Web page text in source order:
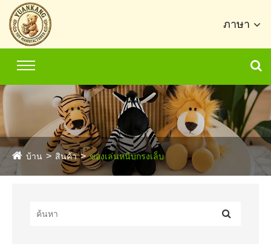
ภาษา
บ้าน สินค้า ของเล่นหนีบกรงเล็บ